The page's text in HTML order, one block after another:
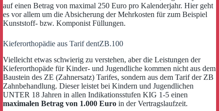
auf einen Betrag von maximal 250 Euro pro Kalenderjahr. Hier geht
es vor allem um die Absicherung der Mehrkosten für zum Beispiel
Kunststoff- bzw. Komponist Füllungen.
Kieferorthopädie aus Tarif dentZB.100
Vielleicht etwas schwierig zu verstehen, aber die Leistungen der
Kieferorthopäde für Kinder- und Jugendliche kommen nicht aus dem
Baustein des ZE (Zahnersatz) Tarifes, sondern aus dem Tarif der ZB
Zahnbehandlung. Dieser leistet bei Kindern und Jugendlichen
UNTER 18 Jahren in allen Indikationsstufen KIG 1-5 einen
maximalen Betrag von 1.000 Euro in der Vertragslaufzeit.